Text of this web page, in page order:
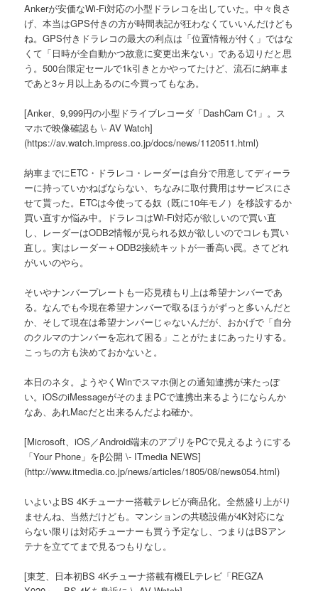
Ankerが安価なWi-Fi対応の小型ドラレコを出していた。中々良さ
げ、本当はGPS付きの方が時間表記が狂わなくていいんだけども
ね。GPS付きドラレコの最大の利点は「位置情報が付く」ではな
くて「日時が全自動かつ故意に変更出来ない」である辺りだと思
う。500台限定セールで1k引きとかやってたけど、流石に納車ま
であと3ヶ月以上あるのに今買ってもなあ。
[Anker、9,999円の小型ドライブレコーダ「DashCam C1」。ス
マホで映像確認も \- AV Watch]
(https://av.watch.impress.co.jp/docs/news/1120511.html)
納車までにETC・ドラレコ・レーダーは自分で用意してディーラ
ーに持っていかねばならない、ちなみに取付費用はサービスにさ
せて貰った。ETCは今使ってる奴（既に10年モノ）を移設するか
買い直すか悩み中。ドラレコはWi-Fi対応が欲しいので買い直
し、レーダーはODB2情報が見られる奴が欲しいのでコレも買い
直し。実はレーダー＋ODB2接続キットが一番高い罠。さてどれ
がいいのやら。
そいやナンバープレートも一応見積もり上は希望ナンバーであ
る。なんでも今現在希望ナンバーで取るほうがずっと多いんだと
か、そして現在は希望ナンバーじゃないんだが、おかげで「自分
のクルマのナンバーを忘れて困る」ことがたまにあったりする。
こっちの方も決めておかないと。
本日のネタ。ようやくWinでスマホ側との通知連携が来たっぽ
い。iOSのiMessageがそのままPCで連携出来るようにならんか
なあ、あれMacだと出来るんだよね確か。
[Microsoft、iOS／Android端末のアプリをPCで見えるようにする
「Your Phone」をβ公開 \- ITmedia NEWS]
(http://www.itmedia.co.jp/news/articles/1805/08/news054.html)
いよいよBS 4Kチューナー搭載テレビが商品化。全然盛り上がり
ませんね、当然だけども。マンションの共聴設備が4K対応にな
らない限りは対応チューナーも買う予定なし、つまりはBSアン
テナを立ててまで見るつもりなし。
[東芝、日本初BS 4Kチューナ搭載有機ELテレビ「REGZA